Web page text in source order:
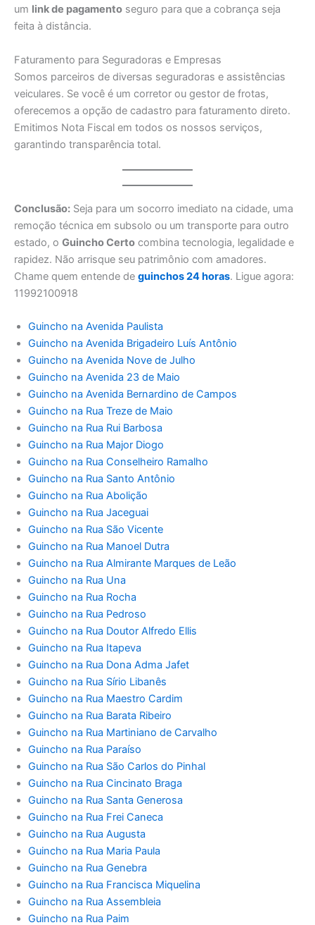
um link de pagamento seguro para que a cobrança seja
feita à distância.
Faturamento para Seguradoras e Empresas
Somos parceiros de diversas seguradoras e assistências
veiculares. Se você é um corretor ou gestor de frotas,
oferecemos a opção de cadastro para faturamento direto.
Emitimos Nota Fiscal em todos os nossos serviços,
garantindo transparência total.
Conclusão: Seja para um socorro imediato na cidade, uma
remoção técnica em subsolo ou um transporte para outro
estado, o Guincho Certo combina tecnologia, legalidade e
rapidez. Não arrisque seu patrimônio com amadores.
Chame quem entende de guinchos 24 horas. Ligue agora:
11992100918
Guincho na Avenida Paulista
Guincho na Avenida Brigadeiro Luís Antônio
Guincho na Avenida Nove de Julho
Guincho na Avenida 23 de Maio
Guincho na Avenida Bernardino de Campos
Guincho na Rua Treze de Maio
Guincho na Rua Rui Barbosa
Guincho na Rua Major Diogo
Guincho na Rua Conselheiro Ramalho
Guincho na Rua Santo Antônio
Guincho na Rua Abolição
Guincho na Rua Jaceguai
Guincho na Rua São Vicente
Guincho na Rua Manoel Dutra
Guincho na Rua Almirante Marques de Leão
Guincho na Rua Una
Guincho na Rua Rocha
Guincho na Rua Pedroso
Guincho na Rua Doutor Alfredo Ellis
Guincho na Rua Itapeva
Guincho na Rua Dona Adma Jafet
Guincho na Rua Sírio Libanês
Guincho na Rua Maestro Cardim
Guincho na Rua Barata Ribeiro
Guincho na Rua Martiniano de Carvalho
Guincho na Rua Paraíso
Guincho na Rua São Carlos do Pinhal
Guincho na Rua Cincinato Braga
Guincho na Rua Santa Generosa
Guincho na Rua Frei Caneca
Guincho na Rua Augusta
Guincho na Rua Maria Paula
Guincho na Rua Genebra
Guincho na Rua Francisca Miquelina
Guincho na Rua Assembleia
Guincho na Rua Paim